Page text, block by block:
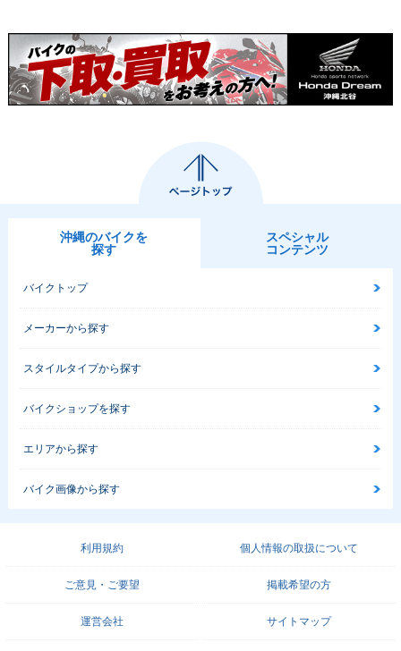
沖縄のバイクを
探す
スペシャル
コンテンツ
バイクトップ
メーカーから探す
スタイルタイプから探す
バイクショップを探す
エリアから探す
バイク画像から探す
利用規約 個人情報の取扱について
ご意見・ご要望 掲載希望の方
運営会社 サイトマップ